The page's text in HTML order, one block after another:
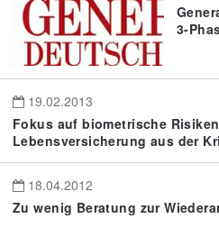
3-
19.02.2013
Fokus auf biometrische
Lebensversicherung aus der
18.04.2012
Zu wenig Beratung zur